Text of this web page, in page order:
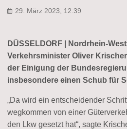
29. März 2023, 12:39
DÜSSELDORF | Nordrhein-
Verkehrsminister Oliver
der Einigung der
insbesondere einen Schub für
„Da wird ein entscheidender
wegkommen von einer
den Lkw gesetzt hat“, sagte